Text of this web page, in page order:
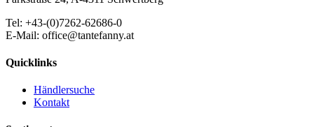
Tel: +43-(0)7262-62686-0
E-Mail: office@tantefanny.at
Quicklinks
Händlersuche
Kontakt